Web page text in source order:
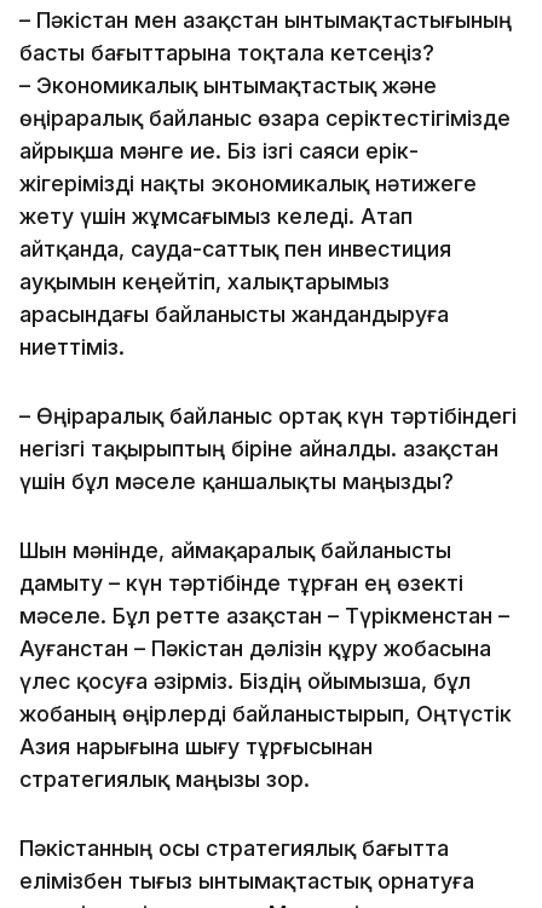
– Пәкістан мен Қазақстан ынтымақтастығының
басты бағыттарына тоқтала кетсеңіз?
– Экономикалық ынтымақтастық және
өңіраралық байланыс өзара серіктестігімізде
айрықша мәнге ие. Біз ізгі саяси ерік-
жігерімізді нақты экономикалық нәтижеге
жету үшін жұмсағымыз келеді. Атап
айтқанда, сауда-саттық пен инвестиция
ауқымын кеңейтіп, халықтарымыз
арасындағы байланысты жандандыруға
ниеттіміз.
– Өңіраралық байланыс ортақ күн тәртібіндегі
негізгі тақырыптың біріне айналды. Қазақстан
үшін бұл мәселе қаншалықты маңызды?
Шын мәнінде, аймақаралық байланысты
дамыту – күн тәртібінде тұрған ең өзекті
мәселе. Бұл ретте Қазақстан – Түрікменстан –
Ауғанстан – Пәкістан дәлізін құру жобасына
үлес қосуға әзірміз. Біздің ойымызша, бұл
жобаның өңірлерді байланыстырып, Оңтүстік
Азия нарығына шығу тұрғысынан
стратегиялық маңызы зор.
Пәкістанның осы стратегиялық бағытта
елімізбен тығыз ынтымақтастық орнатуға